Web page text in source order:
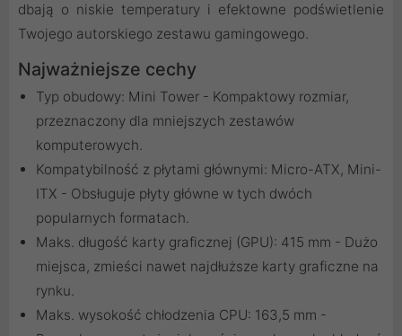
dbają o niskie temperatury i efektowne podświetlenie
Twojego autorskiego zestawu gamingowego.
Najważniejsze cechy
Typ obudowy: Mini Tower - Kompaktowy rozmiar,
przeznaczony dla mniejszych zestawów
komputerowych.
Kompatybilność z płytami głównymi: Micro-ATX, Mini-
ITX - Obsługuje płyty główne w tych dwóch
popularnych formatach.
Maks. długość karty graficznej (GPU): 415 mm - Dużo
miejsca, zmieści nawet najdłuższe karty graficzne na
rynku.
Maks. wysokość chłodzenia CPU: 163,5 mm -